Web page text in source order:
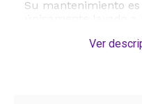
Su mantenimiento
Con un grosor de
Ver